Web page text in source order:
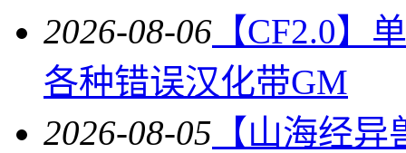
2026-08-06 【CF2.0】
各种错误汉化带GM
2026-08-05 【山海经